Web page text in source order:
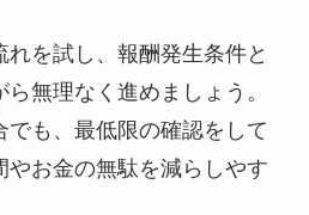
を試し、報酬発生条件と
無理なく進めましょう。
も、最低限の確認をして
やお金の無駄を減らしやす